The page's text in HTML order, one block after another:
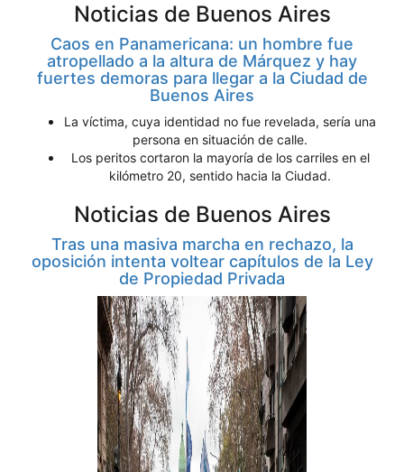
Noticias de Buenos Aires
Caos en Panamericana: un hombre fue
atropellado a la altura de Márquez y hay
fuertes demoras para llegar a la Ciudad de
Buenos Aires
La víctima, cuya identidad no fue revelada, sería una
persona en situación de calle.
Los peritos cortaron la mayoría de los carriles en el
kilómetro 20, sentido hacia la Ciudad.
Noticias de Buenos Aires
Tras una masiva marcha en rechazo, la
oposición intenta voltear capítulos de la Ley
de Propiedad Privada